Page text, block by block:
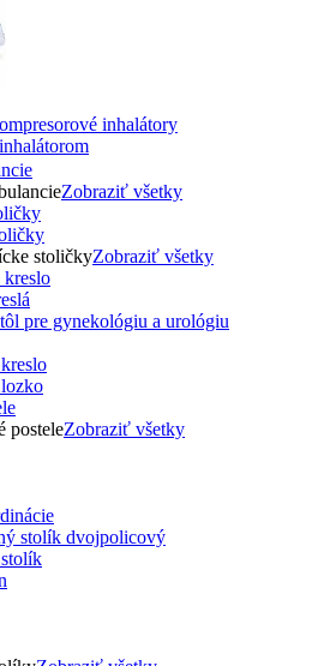
Zobraziť všetky
stoličkyZobraziť všetky
posteleZobraziť všetky